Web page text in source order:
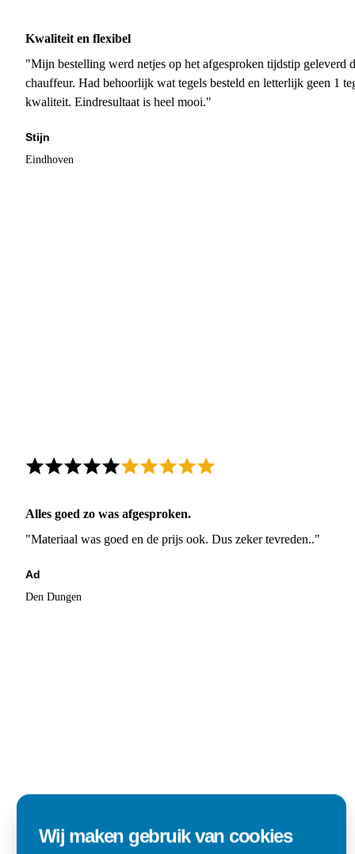
Kwaliteit en flexibel
"Mijn bestelling werd netjes op het afgesproken tijdstip geleverd
chauffeur. Had behoorlijk wat tegels besteld en letterlijk geen 1
kwaliteit. Eindresultaat is heel mooi."
Stijn
Eindhoven
Alles goed zo was afgesproken.
"Materiaal was goed en de prijs ook. Dus zeker tevreden.."
Ad
Den Dungen
Wij maken gebruik van cookies